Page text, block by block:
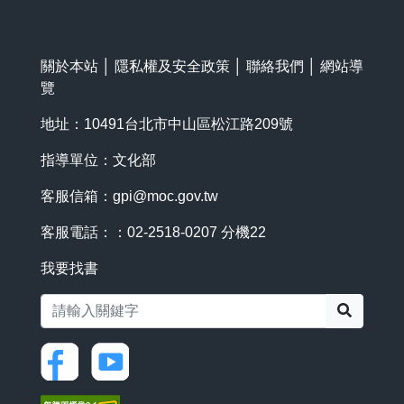
關於本站 隱私權及安全政策 聯絡我們
網站導
覽
地址：10491台北市中山區松江路209號
指導單位：文化部
客服信箱： gpi@moc.gov.tw
客服電話：：02-2518-0207 分機22
我要找書